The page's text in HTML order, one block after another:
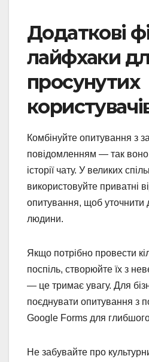
Додаткові
лайфхаки
просунутих
Комбінуйте опитування з
повідомленням — так воно
історії чату. У великих
використовуйте приватні
опитування, щоб уточнити
людини.
Якщо потрібно провести
поспіль, створюйте їх з
— це тримає увагу. Для
поєднувати опитування з
Google Forms для глибшого
Не забувайте про